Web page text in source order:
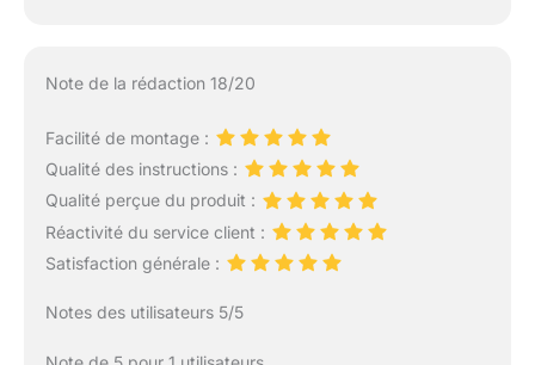
Note de la rédaction 18/20
Facilité de montage :
Qualité des instructions :
Qualité perçue du produit :
Réactivité du service client :
Satisfaction générale :
Notes des utilisateurs 5/5